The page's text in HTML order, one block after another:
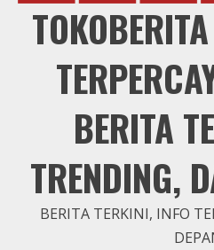
BERITA
TRENDING,
BERITA TERKINI, INFO